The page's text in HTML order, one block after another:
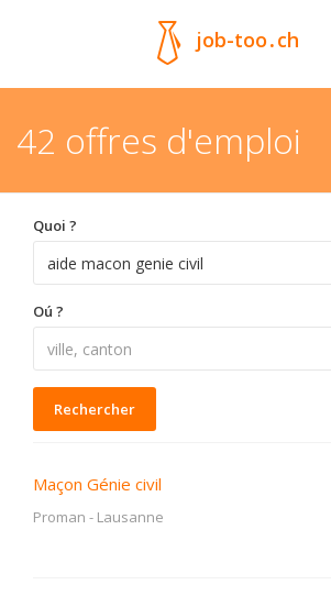
job-too.ch
42 offres d'emploi
Quoi ?
Oú ?
Rechercher
Maçon Génie civil
Proman - Lausanne